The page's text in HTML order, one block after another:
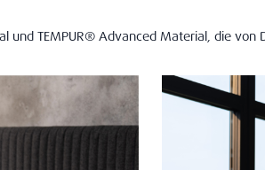
und TEMPUR® Advanced Material, die